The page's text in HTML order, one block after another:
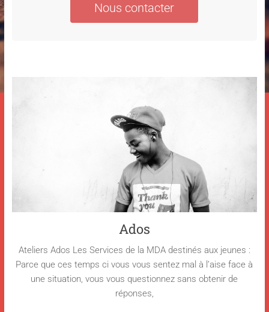
Nous contacter
Ados
Ateliers Ados Les Services de la MDA destinés aux jeunes :
Parce que ces temps ci vous vous sentez mal à l’aise face à
une situation, vous vous questionnez sans obtenir de
réponses,